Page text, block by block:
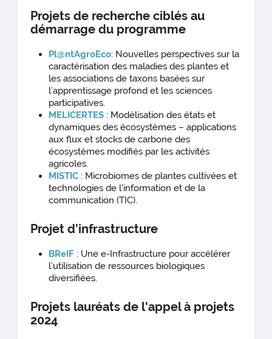
Projets de recherche ciblés au
démarrage du programme
Pl@ntAgroEco: Nouvelles perspectives sur la
caractérisation des maladies des plantes et
les associations de taxons basées sur
l’apprentissage profond et les sciences
participatives.
MELICERTES : Modélisation des états et
dynamiques des écosystèmes – applications
aux flux et stocks de carbone des
écosystèmes modifiés par les activités
agricoles.
MISTIC : Microbiomes de plantes cultivées et
technologies de l'information et de la
communication (TIC).
Projet d'infrastructure
BReIF : Une e-Infrastructure pour accélérer
l’utilisation de ressources biologiques
diversifiées.
Projets lauréats de l'appel à projets
2024